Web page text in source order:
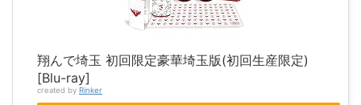
翔んで埼玉 初回限定豪華埼玉版(初回生産限定)
[Blu-ray]
created by Rinker